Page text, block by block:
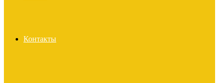
Контакты